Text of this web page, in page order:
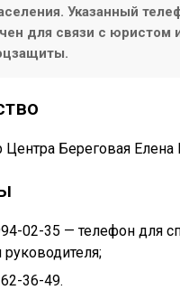
Указанный
для связи с юристом
Центра Береговая Елена
02-35 — телефон для
36-49.